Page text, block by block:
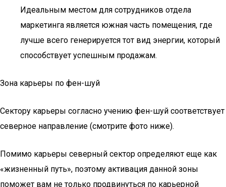
Идеальным местом для сотрудников отдела
маркетинга является южная часть помещения, где
лучше всего генерируется тот вид энергии, который
способствует успешным продажам.
Зона карьеры по фен-шуй
Сектору карьеры согласно учению фен-шуй соответствует
северное направление (смотрите фото ниже).
Помимо карьеры северный сектор определяют еще как
«жизненный путь», поэтому активация данной зоны
поможет вам не только продвинуться по карьерной